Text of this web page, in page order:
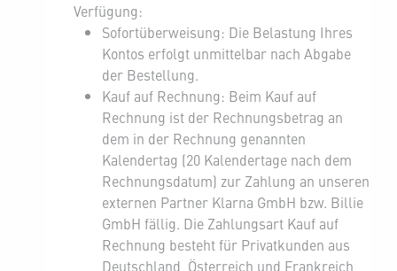
Verfügung:
Sofortüberweisung: Die Belastung Ihres
Kontos erfolgt unmittelbar nach Abgabe
der Bestellung.
Kauf auf Rechnung: Beim Kauf auf
Rechnung ist der Rechnungsbetrag an
dem in der Rechnung genannten
Kalendertag (20 Kalendertage nach dem
Rechnungsdatum) zur Zahlung an unseren
externen Partner Klarna GmbH bzw. Billie
GmbH fällig. Die Zahlungsart Kauf auf
Rechnung besteht für Privatkunden aus
Deutschland, Österreich und Frankreich